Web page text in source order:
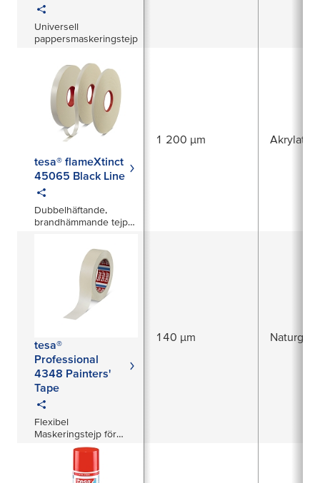
Universell
pappersmaskeringstejp
tesa® flameXtinct
45065 Black Line
Dubbelhäftande,
brandhämmande tejp
1 200 µm Akrylat
tesa®
Professional
4348 Painters'
Tape
Flexibel
Maskeringstejp för
Invändning Målning
140 µm